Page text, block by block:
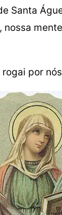
Santa
nossa
por